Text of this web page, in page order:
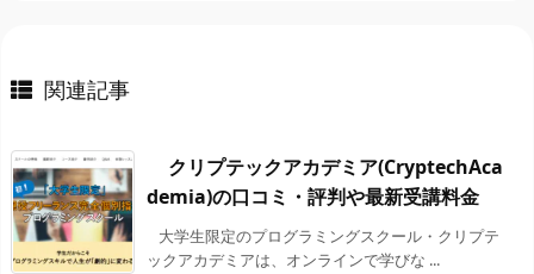
関連記事
クリプテックアカデミア(CryptechAca
demia)の口コミ・評判や最新受講料金
大学生限定のプログラミングスクール・クリプテ
ックアカデミアは、オンラインで学びな ...